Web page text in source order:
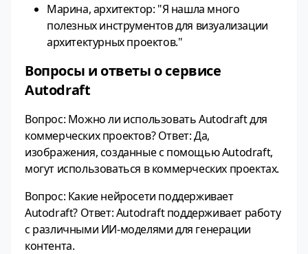
Марина, архитектор: "Я нашла много
полезных инструментов для визуализации
архитектурных проектов."
Вопросы и ответы о сервисе
Autodraft
Вопрос: Можно ли использовать Autodraft для
коммерческих проектов? Ответ: Да,
изображения, созданные с помощью Autodraft,
могут использоваться в коммерческих проектах.
Вопрос: Какие нейросети поддерживает
Autodraft? Ответ: Autodraft поддерживает работу
с различными ИИ-моделями для генерации
контента.